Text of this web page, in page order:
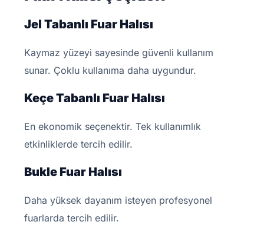
Jel Tabanlı Fuar Halısı
Kaymaz yüzeyi sayesinde güvenli kullanım
sunar. Çoklu kullanıma daha uygundur.
Keçe Tabanlı Fuar Halısı
En ekonomik seçenektir. Tek kullanımlık
etkinliklerde tercih edilir.
Bukle Fuar Halısı
Daha yüksek dayanım isteyen profesyonel
fuarlarda tercih edilir.